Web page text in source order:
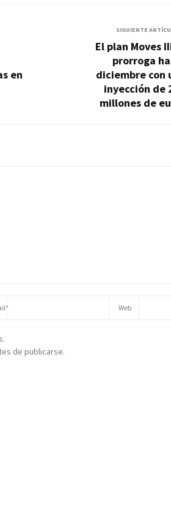
en
SIGUIENTE
El plan Moves
prorroga
diciembre con
inyección de
millones de
de publicarse.